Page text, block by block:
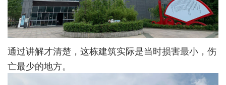
通过讲解才清楚，这栋建筑实际是当时损害最小，伤
亡最少的地方。